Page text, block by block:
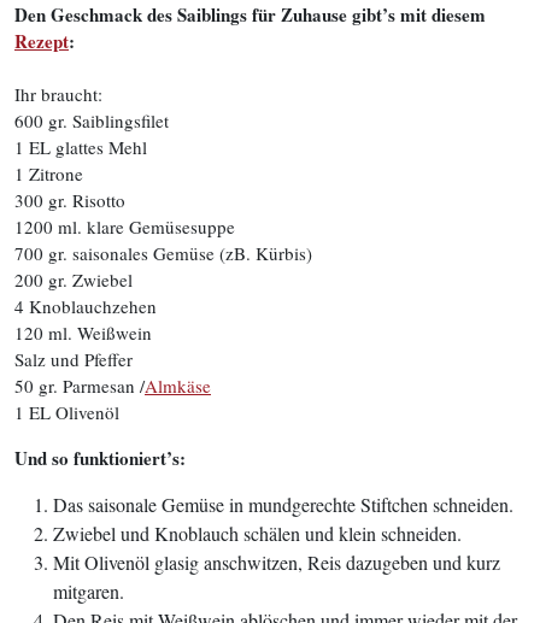
Den Geschmack des Saiblings für Zuhause gibt’s mit diesem
Rezept:
Ihr braucht:
600 gr. Saiblingsfilet
1 EL glattes Mehl
1 Zitrone
300 gr. Risotto
1200 ml. klare Gemüsesuppe
700 gr. saisonales Gemüse (zB. Kürbis)
200 gr. Zwiebel
4 Knoblauchzehen
120 ml. Weißwein
Salz und Pfeffer
50 gr. Parmesan /Almkäse
1 EL Olivenöl
Und so funktioniert’s:
Das saisonale Gemüse in mundgerechte Stiftchen schneiden.
Zwiebel und Knoblauch schälen und klein schneiden.
Mit Olivenöl glasig anschwitzen, Reis dazugeben und kurz
mitgaren.